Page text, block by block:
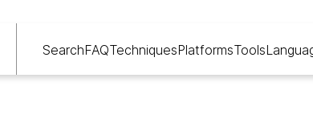
SearchFAQTechniquesPlatformsTools